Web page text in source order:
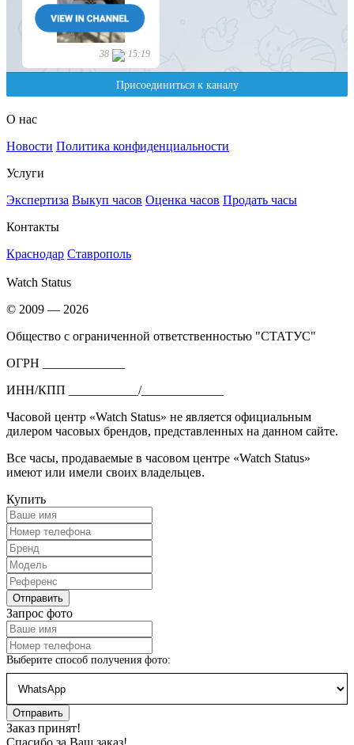
О нас
Новости Политика конфиденциальности
Услуги
Экспертиза Выкуп часов Оценка часов Продать часы
Контакты
Краснодар Ставрополь
Watch Status
© 2009 — 2026
Общество с ограниченной ответственностью "СТАТУС"
ОГРН _____________
ИНН/КПП ___________/_____________
Часовой центр «Watch Status» не является официальным
дилером часовых брендов, представленных на данном сайте.
Все часы, продаваемые в часовом центре «Watch Status»
имеют или имели своих владельцев.
Купить
Запрос фото
Выберите способ получения фото:
Заказ принят!
Спасибо за Ваш заказ!